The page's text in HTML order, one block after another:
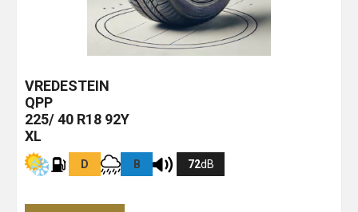
VREDESTEIN
QPP
225/ 40 R18 92Y
XL
D B 72dB